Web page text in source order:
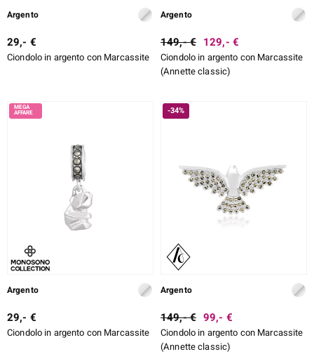
de Melo
Argento
29,- €
Ciondolo in argento con Marcassite
Argento
149,- € 129,- €
Ciondolo in argento con Marcassite
(Annette classic)
Argento
29,- €
Ciondolo in argento con Marcassite
-34%
Argento
149,- € 99,- €
Ciondolo in argento con Marcassite
(Annette classic)